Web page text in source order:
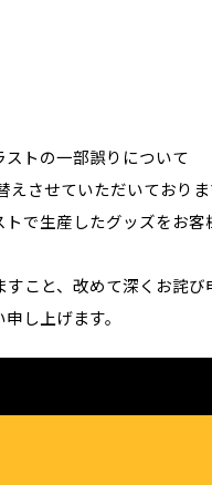
ストの一部誤りについて
させていただいておりま
で生産したグッズをお客
こと、改めて深くお詫び
し上げます。